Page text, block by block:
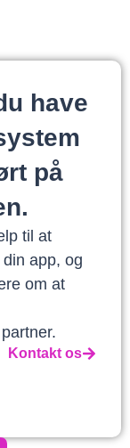
have
på
til at
app, og
om at
Kontakt os